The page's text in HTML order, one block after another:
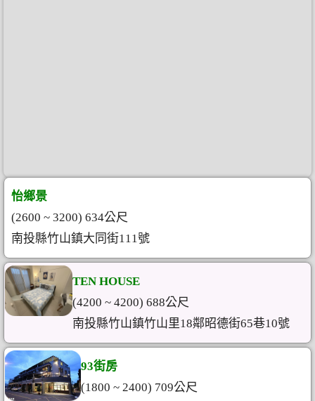
怡鄉景
(2600 ~ 3200) 634公尺
南投縣竹山鎮大同街111號
TEN HOUSE
(4200 ~ 4200) 688公尺
南投縣竹山鎮竹山里18鄰昭德街65巷10號
93街房
(1800 ~ 2400) 709公尺